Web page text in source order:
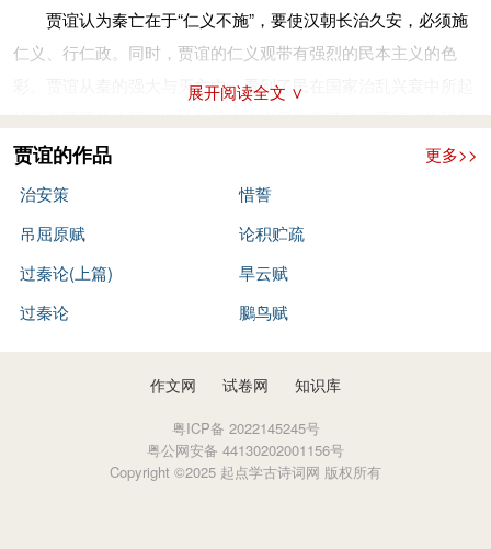
神的宣室接见贾谊。文帝因对鬼神之事有所感触，就向贾谊询问
鬼神的原本。贾谊详细讲述其中的道理，一直谈到深夜，汉文帝
贾谊这次回到长安，朝廷人事已有很大变化，灌婴已死，周
有对贾谊委以重任，只是任命他为梁怀王太傅，任职所在地更近
朝廷，而且梁怀王刘揖是文帝的小儿子，很受宠爱，也算是对他
的一种重视。
政论天下
危。这一时期，匈奴强盛，常侵犯汉朝边疆；汉朝刚刚建立，法
超过古代制度的规定，淮南王、济北王都因为谋反而被诛灭。贾
谊因此多次上疏陈述政事（《治安策》），大体上围绕匈奴侵
贾谊认为秦亡在于“仁义不施”，要使汉朝长治久安，必须施
仁义、行仁政。同时，贾谊的仁义观带有强烈的民本主义的色
彩。贾谊从秦的强大与灭亡中，看到了民在国家治乱兴衰中所起
义、行仁政，其主要内容就是爱民，“故夫民者，弗爱则弗附”，
只有与民以福，与民以财，才能得到人民的拥护。以爱民为主要
在研究历史的同时，贾谊对汉朝的社会现实也进行仔细考
察。贾谊认为，当时的情况是，在表面平静的景象之后已隐藏着
种种矛盾和行将到来的社会危机：农民暴乱已时或出现；诸侯王
会以侈靡相竞、以出伦逾等相骄，社会风气每况愈下。因此，在
实，不能遵奉黄老之术，必须改正朔，易服色，定官名，兴礼
乐，因此，叔孙通等人倡导的制礼仪、明尊卑、以礼治国的主
展开阅读全文 ∨
贾谊的作品
更多>>
治安策
惜誓
吊屈原赋
论积贮疏
过秦论(上篇)
旱云赋
过秦论
鵩鸟赋
作文网 试卷网 知识库
粤ICP备 2022145245号
粤公网安备 44130202001156号
Copyright ©2025 起点学古诗词网 版权所有